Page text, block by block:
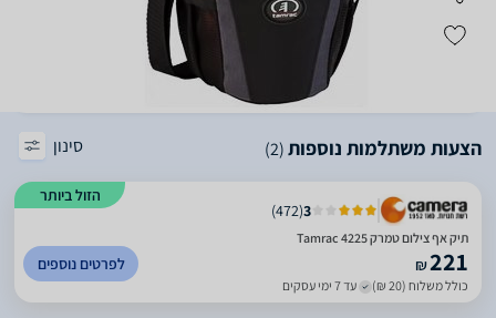
הצעות משתלמות נוספות(2) סינון
הזול ביותר
3
(
472
)
תיק אף צילום טמרק Tamrac 4225
₪221
כולל משלוח (20 ₪) עד 7 ימי עסקים
לפרטים נוספים